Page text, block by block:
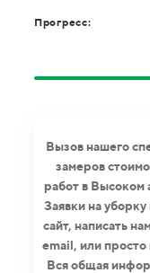
Прогресс:
Вызов нашего
замеров
работ в Высоком
Заявки на
сайт, написать
email, или просто
Вся общая